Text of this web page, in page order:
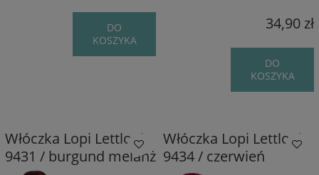
DO
KOSZYKA
34,90 zł
DO
KOSZYKA
Włóczka Lopi Lettlopi
9431 / burgund melanż
Włóczka Lopi Lettlopi
9434 / czerwień